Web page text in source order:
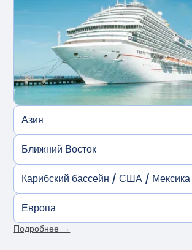
Азия
Ближний Восток
Карибский бассейн / США / Мексика
Европа
Подробнее →